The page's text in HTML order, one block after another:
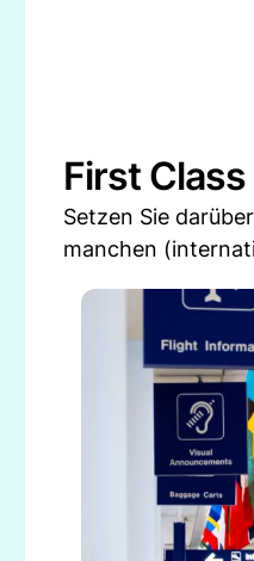
First
Setzen Sie
manchen